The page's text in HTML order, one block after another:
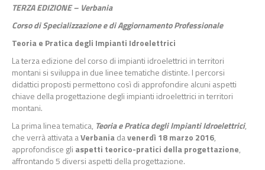
TERZA EDIZIONE – Verbania
Corso di Specializzazione e di Aggiornamento Professionale
Teoria e Pratica degli Impianti Idroelettrici
La terza edizione del corso di impianti idroelettrici in territori
montani si sviluppa in due linee tematiche distinte. I percorsi
didattici proposti permettono così di approfondire alcuni aspetti
chiave della progettazione degli impianti idroelettrici in territori
montani.
La prima linea tematica, Teoria e Pratica degli Impianti Idroelettrici,
che verrà attivata aVerbaniadavenerdì 18 marzo 2016,
approfondisce gli aspetti teorico-pratici della progettazione,
affrontando 5 diversi aspetti della progettazione.